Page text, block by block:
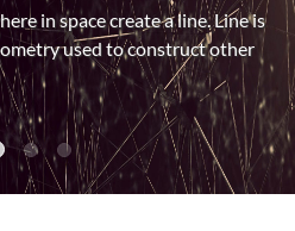
created from just three
space. It's used to create more